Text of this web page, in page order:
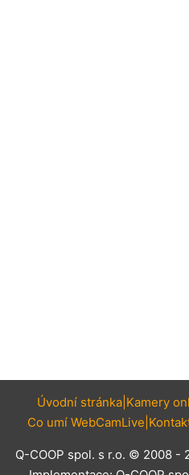
Úvodní stránka Kamery
Co umí WebCamLive
Q-COOP spol. s r.o. © 2008 -